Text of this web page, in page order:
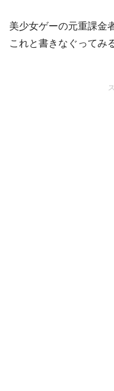
美少女ゲーの元重課金
これと書きなぐってみ